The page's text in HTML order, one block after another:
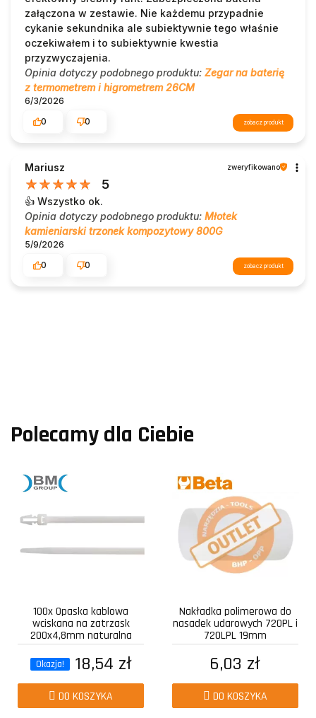
załączona w zestawie. Nie każdemu przypadnie
cykanie sekundnika ale subiektywnie tego właśnie
oczekiwałem i to subiektywnie kwestia
przyzwyczajenia.
Opinia dotyczy podobnego produktu: Zegar na baterię
z termometrem i higrometrem 26CM
6/3/2026
0
0 zobacz produkt
Mariusz zweryfikowano
5
👍️ Wszystko ok.
Opinia dotyczy podobnego produktu: Młotek
kamieniarski trzonek kompozytowy 800G
5/9/2026
0
0 zobacz produkt
Polecamy dla Ciebie
100x Opaska kablowa
wciskana na zatrzask
200x4,8mm naturalna
Okazja! 18,54 zł
DO KOSZYKA
Nakładka polimerowa do
nasadek udarowych 720PL i
720LPL 19mm
6,03 zł
DO KOSZYKA